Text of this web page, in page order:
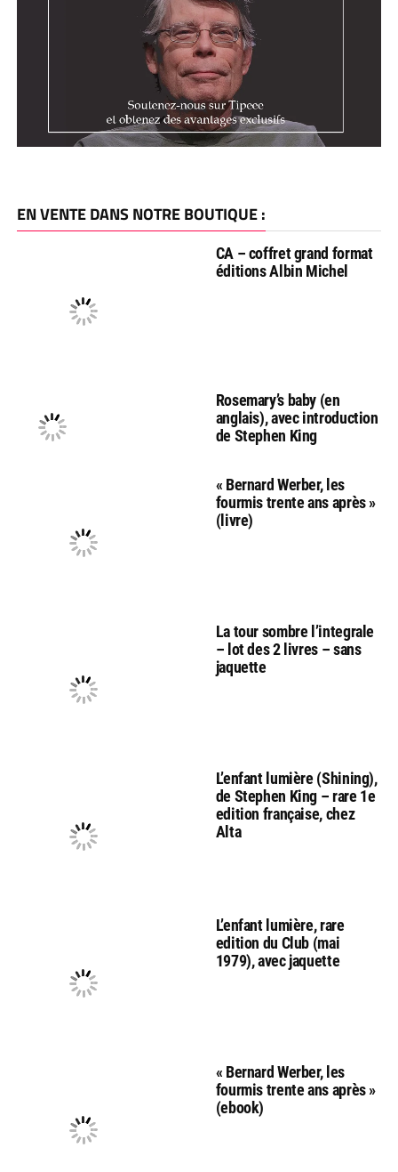
EN VENTE DANS NOTRE BOUTIQUE :
CA – coffret grand format
éditions Albin Michel
Rosemary’s baby (en
anglais), avec introduction
de Stephen King
« Bernard Werber, les
fourmis trente ans après »
(livre)
La tour sombre l’integrale
– lot des 2 livres – sans
jaquette
L’enfant lumière (Shining),
de Stephen King – rare 1e
edition française, chez
Alta
L’enfant lumière, rare
edition du Club (mai
1979), avec jaquette
« Bernard Werber, les
fourmis trente ans après »
(ebook)